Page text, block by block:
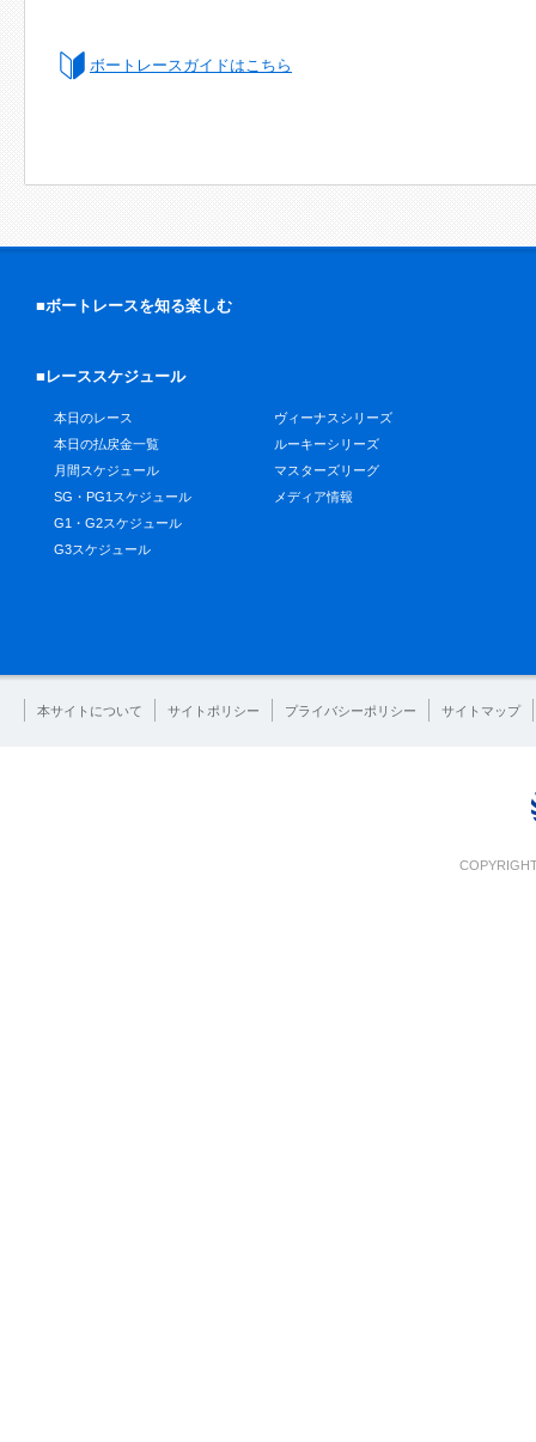
ボートレースガイドはこちら
■ボートレースを知る楽しむ
■レーススケジュール
本日のレース
本日の払戻金一覧
月間スケジュール
SG・PG1スケジュール
G1・G2スケジュール
G3スケジュール
ヴィーナスシリーズ
ルーキーシリーズ
マスターズリーグ
メディア情報
本サイトについて サイトポリシー プライバシーポリシー サイトマップ